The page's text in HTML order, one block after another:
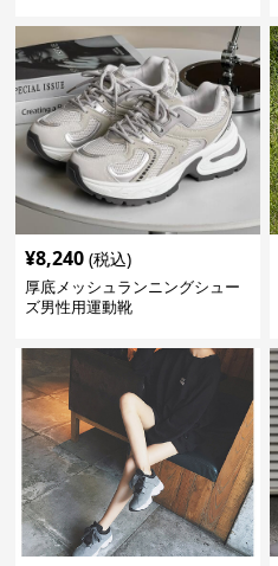
¥8,240 (税込)
厚底メッシュランニングシュー
ズ男性用運動靴